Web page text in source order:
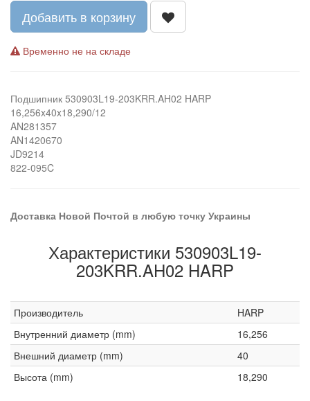
Добавить в корзину
Временно не на складе
Подшипник 530903L19-203KRR.AH02 HARP
16,256x40x18,290/12
AN281357
AN1420670
JD9214
822-095C
Доставка Новой Почтой в любую точку Украины
Характеристики 530903L19-
203KRR.AH02 HARP
Производитель
HARP
Внутренний диаметр (mm)
16,256
Внешний диаметр (mm)
40
Высота (mm)
18,290